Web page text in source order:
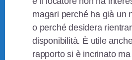
magari perché ha già un
o perché desidera
disponibilità. È utile
rapporto si è incrinato